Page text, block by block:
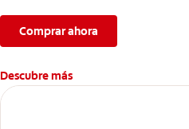
Comprar ahora
Descubre más